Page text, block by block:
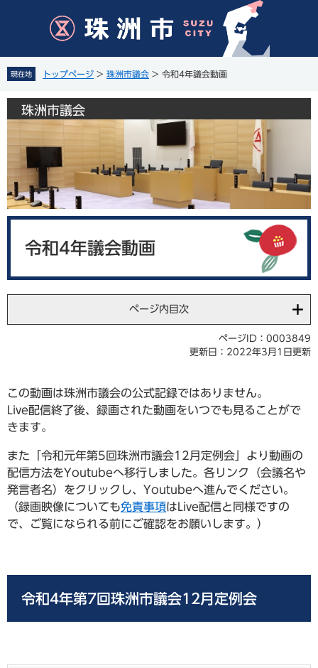
先
頭
で
を
飛
ば
へ
現在地 トップページ > 珠洲市議会 > 令和4年議会動画
珠洲市議会
令和4年議会動画
ページ内目次
ページID：0003849
更新日：2022年3月1日更新
この動画は珠洲市議会の公式記録ではありません。
Live配信終了後、録画された動画をいつでも見ることがで
きます。
また「令和元年第5回珠洲市議会12月定例会」より動画の
配信方法をYoutubeへ移行しました。各リンク（会議名や
発言者名）をクリックし、Youtubeへ進んでください。
（録画映像についても免責事項はLive配信と同様ですの
で、ご覧になられる前にご確認をお願いします。）
令和4年第7回珠洲市議会12月定例会